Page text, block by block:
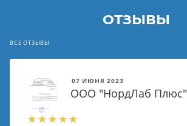
ОТЗЫВЫ
ВСЕ ОТЗЫВЫ
07 ИЮНЯ 2023
ООО "НордЛаб Плюс"